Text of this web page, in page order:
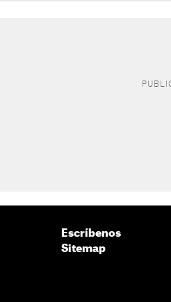
Escríbenos
Sitemap